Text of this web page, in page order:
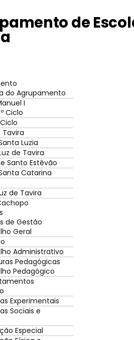
de
do Agrupamento
I
Ciclo
Ciclo
Tavira
Luzia
de Tavira
Santo Estêvão
Catarina
de Tavira
de Gestão
Geral
Administrativo
Pedagógicas
Pedagógico
Experimentais
Sociais e
Especial